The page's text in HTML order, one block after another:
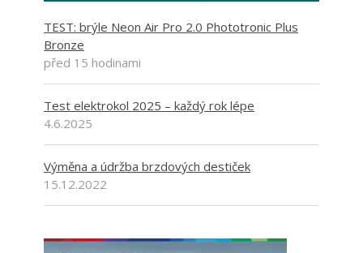
TEST: brýle Neon Air Pro 2.0 Phototronic Plus
Bronze
před 15 hodinami
Test elektrokol 2025 – každý rok lépe
4.6.2025
Výměna a údržba brzdových destiček
15.12.2022